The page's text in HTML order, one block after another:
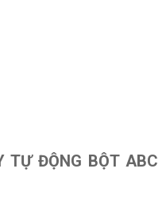
TỰ ĐỘNG BỘT ABC